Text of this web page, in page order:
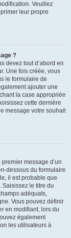
Veuillez
leur propre
?
devez tout d’abord en
Une fois créée, vous
le formulaire de
ajouter une
la case appropriée
cette dernière
message votre souhait
message d’un
dessous du formulaire
il est probable que
Saisissez le titre du
adéquats,
Vous pouvez définir
en modifiant, lors du
également
les utilisateurs à